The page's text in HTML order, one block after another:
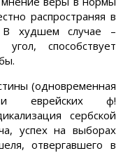
распространяя в
В худшем случае –
способствует
(одновременная
и еврейских ф!
сербской
успех на выборах
отвергавшего в